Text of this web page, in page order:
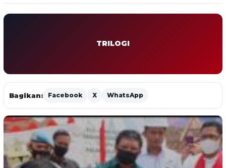
TRILOGI
Bagikan: Facebook X WhatsApp